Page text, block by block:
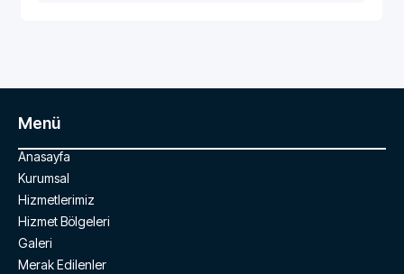
Menü
Anasayfa
Kurumsal
Hizmetlerimiz
Hizmet Bölgeleri
Galeri
Merak Edilenler